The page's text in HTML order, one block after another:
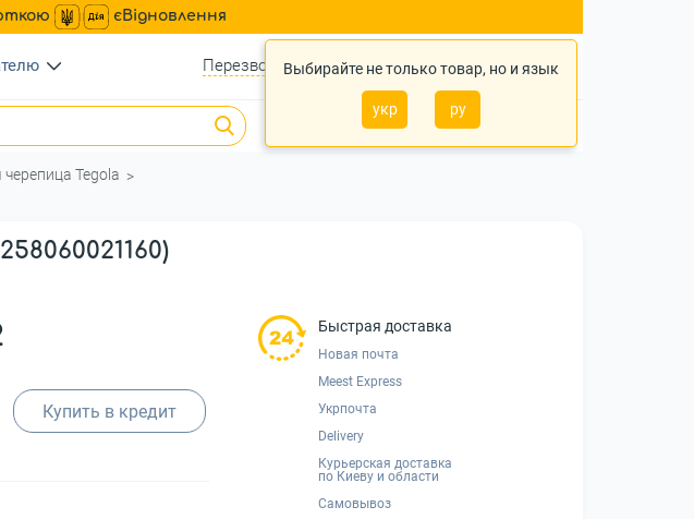
єВідновлення
Выбирайте не только товар, но и язык
укр ру
Перезвонить? Войти Укр Ру
0
Tegola
Купить в кредит
Быстрая доставка
Новая почта
Meest Express
Укрпочта
Delivery
Курьерская доставка
по Киеву и области
Самовывоз